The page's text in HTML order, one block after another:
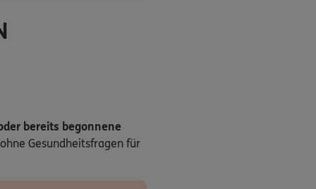
bereits begonnene
Gesundheitsfragen für